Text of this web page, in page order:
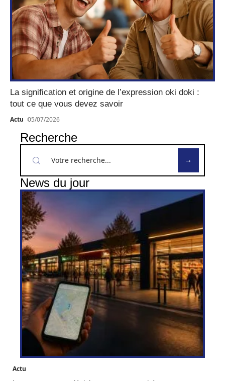
La signification et origine de l’expression oki doki :
tout ce que vous devez savoir
Actu 05/07/2026
Recherche
News du jour
Actu